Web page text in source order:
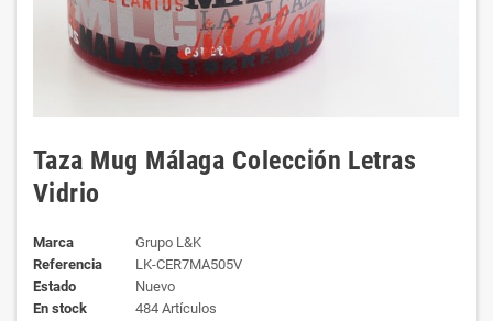
Taza Mug Málaga Colección Letras
Vidrio
Marca
Grupo L&K
Referencia
LK-CER7MA505V
Estado
Nuevo
En stock
484 Artículos